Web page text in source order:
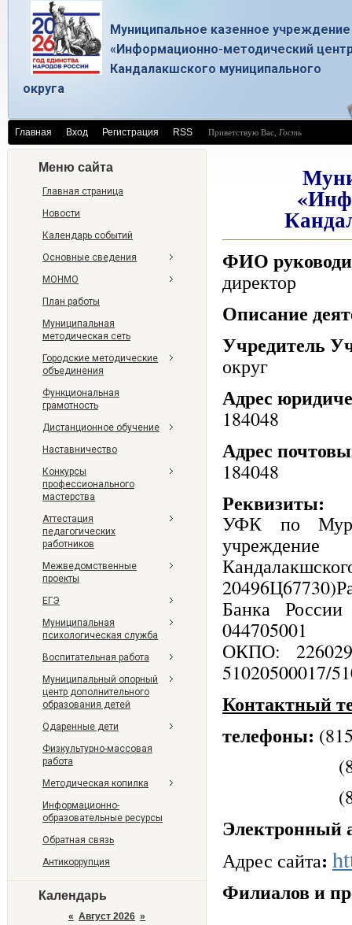
Муниципальное казенное учреждение
«Информационно-методический
Кандалакшского муниципального
округа
Главная Вход Регистрация RSS Приветствую Вас Гость
Меню сайта
Главная страница
Новости
Календарь событий
Основные сведения
МОНМО
План работы
Муниципальная
методическая сеть
Городские методические
объединения
Функциональная
грамотность
Дистанционное обучение
Наставничество
Конкурсы
профессионального
мастерства
Аттестация
педагогических
работников
Межведомственные
проекты
ЕГЭ
Муниципальная
психологическая служба
Воспитательная работа
Муниципальный опорный
центр дополнительного
образования детей
Одаренные дети
Физкультурно-массовая
работа
Методическая копилка
Информационно-
образовательные ресурсы
Обратная связь
Антикоррупция
Календарь
« Август 2026 »
ФИО
директор
Описание
Учредитель
округ
Адрес
184048
Адрес
184048
Реквизиты:
УФК по
Банка
044705001
ОКПО:
51020500017/
Контактный
телефоны:
(81533)
(81533)
Электронный
Адрес сайта:
Филиалов и